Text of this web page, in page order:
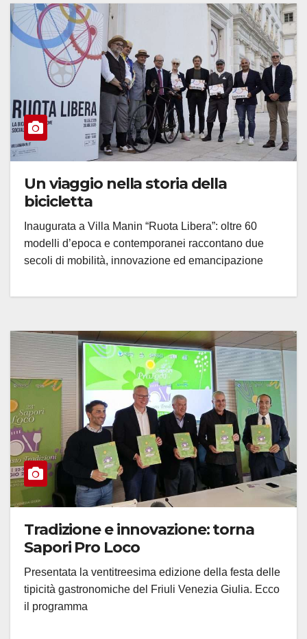
Un viaggio nella storia della
bicicletta
Inaugurata a Villa Manin “Ruota Libera”: oltre 60
modelli d’epoca e contemporanei raccontano due
secoli di mobilità, innovazione ed emancipazione
Tradizione e innovazione: torna
Sapori Pro Loco
Presentata la ventitreesima edizione della festa delle
tipicità gastronomiche del Friuli Venezia Giulia. Ecco
il programma